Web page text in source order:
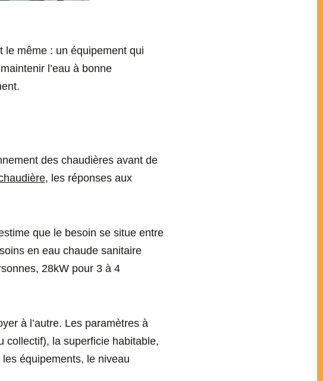
le même : un équipement qui
l’eau à bonne
des chaudières avant de
, les réponses aux
que le besoin se situe entre
en eau chaude sanitaire
28kW pour 3 à 4
à l’autre. Les paramètres à
collectif), la superficie habitable,
équipements, le niveau